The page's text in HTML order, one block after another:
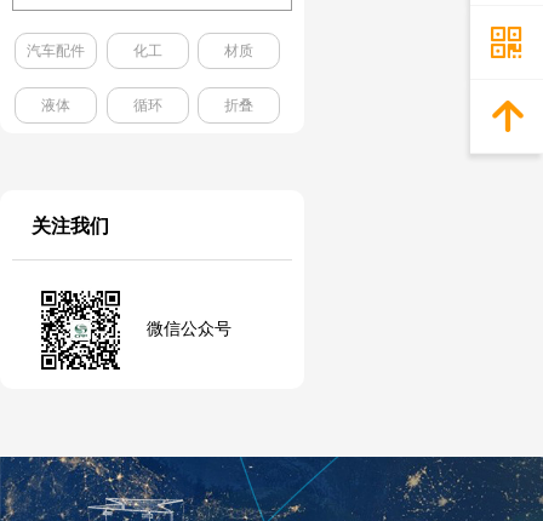
关注我们
微信公众号
汽车配件 化工 材质
液体 循环 折叠
낃
녕